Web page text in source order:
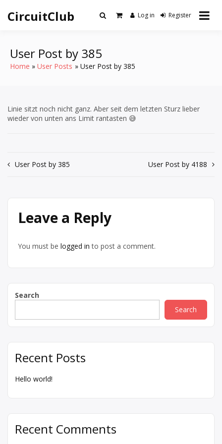
content
CircuitClub Log in Register
User Post by 385
Home User Posts User Post by 385
Linie sitzt noch nicht ganz. Aber seit dem letzten Sturz lieber
wieder von unten ans Limit rantasten 😅
Post
User Post by 385 User Post by 4188
Leave a Reply
You must be logged in to post a comment.
Search
Search
Recent Posts
Hello world!
Recent Comments